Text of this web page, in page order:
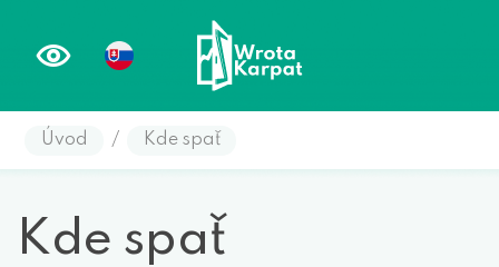
Úvod / Kde spať
Kde spať